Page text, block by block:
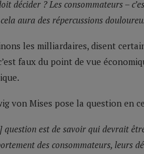
décider ? Les consommateurs –
aura des répercussions
les milliardaires, disent
faux du point de vue
von Mises pose la question en
question est de savoir qui devrait
des consommateurs, leurs